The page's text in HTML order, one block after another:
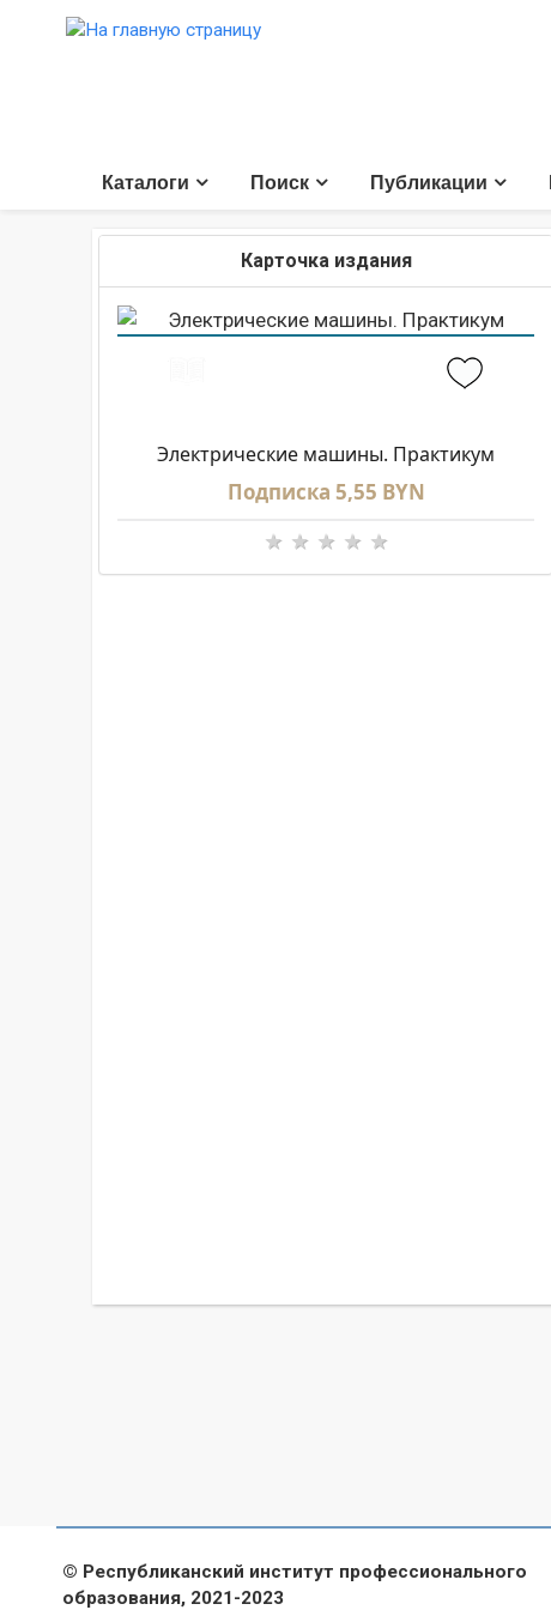
Каталоги Поиск Публикации
Карточка издания
Электрические машины. Практикум
Подписка 5,55 BYN
© Республиканский институт профессионального
образования, 2021-2023